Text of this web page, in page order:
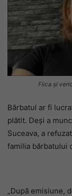
Fiica și
Bărbatul ar fi
plătit. Deși a
Suceava, a
familia bărbatului
„După emisiune,